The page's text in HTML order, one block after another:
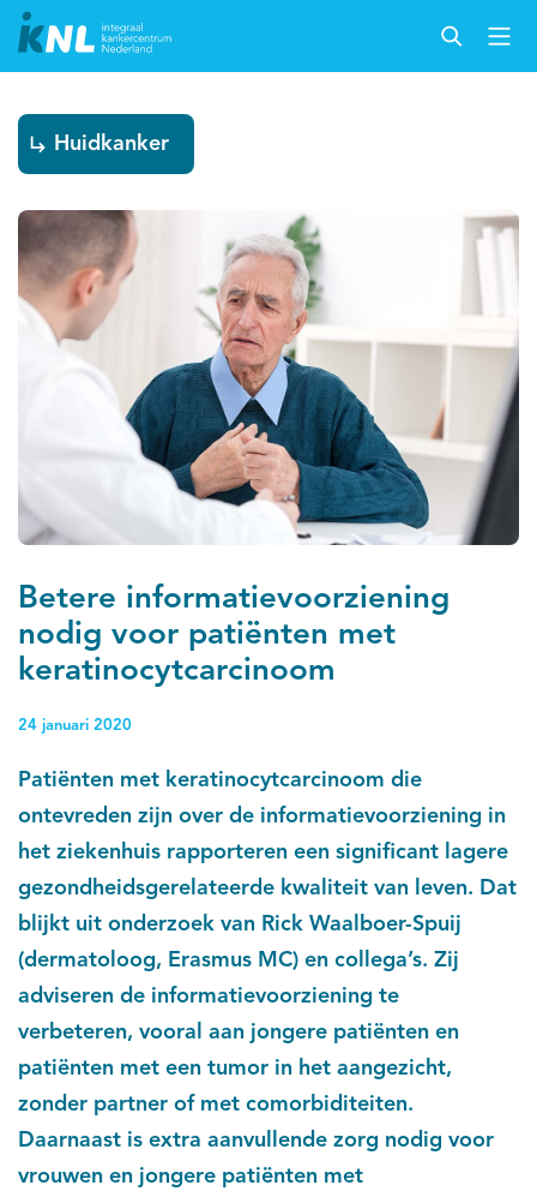
Betere informatievoorziening
nodig voor patiënten met
keratinocytcarcinoom
24 januari 2020
Patiënten met keratinocytcarcinoom die
ontevreden zijn over de informatievoorziening in
het ziekenhuis rapporteren een significant lagere
gezondheidsgerelateerde kwaliteit van leven. Dat
blijkt uit onderzoek van Rick Waalboer-Spuij
(dermatoloog, Erasmus MC) en collega’s. Zij
adviseren de informatievoorziening te
verbeteren, vooral aan jongere patiënten en
patiënten met een tumor in het aangezicht,
zonder partner of met comorbiditeiten.
Daarnaast is extra aanvullende zorg nodig voor
vrouwen en jongere patiënten met
Huidkanker